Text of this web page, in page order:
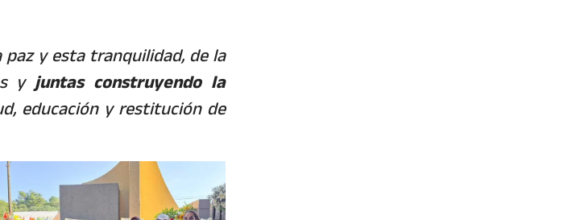
y esta tranquilidad, de la
yjuntas construyendo la
educación y restitución de